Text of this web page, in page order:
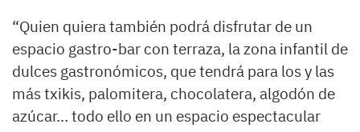
“Quien quiera también podrá disfrutar de un
espacio gastro-bar con terraza, la zona infantil de
dulces gastronómicos, que tendrá para los y las
más txikis, palomitera, chocolatera, algodón de
azúcar… todo ello en un espacio espectacular